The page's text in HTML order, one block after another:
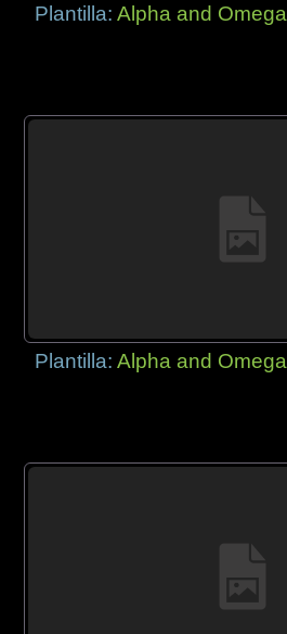
Plantilla:Alpha and Omega
Plantilla:Alpha and Omega